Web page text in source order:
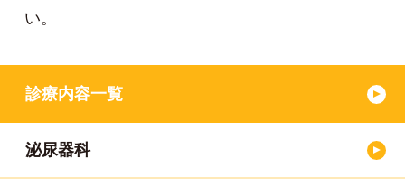
診療内容一覧
泌尿器科
い。